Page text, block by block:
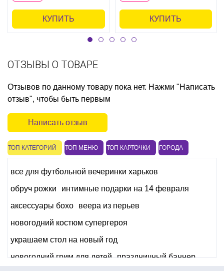
КУПИТЬ КУПИТЬ
ОТЗЫВЫ О ТОВАРЕ
Отзывов по данному товару пока нет. Нажми "Написать
отзыв", чтобы быть первым
Написать отзыв
ТОП КАТЕГОРИЙ ТОП МЕНЮ ТОП КАРТОЧКИ ГОРОДА
все для футбольной вечеринки харьков
обруч рожки
интимные подарки на 14 февраля
аксессуары бохо
веера из перьев
новогодний костюм супергероя
украшаем стол на новый год
новогодний грим для детей праздничный баннер